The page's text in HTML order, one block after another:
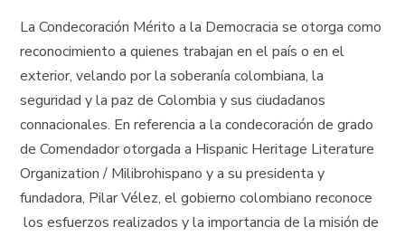
La Condecoración Mérito a la Democracia se otorga como
reconocimiento a quienes trabajan en el país o en el
exterior, velando por la soberanía colombiana, la
seguridad y la paz de Colombia y sus ciudadanos
connacionales. En referencia a la condecoración de grado
de Comendador otorgada a Hispanic Heritage Literature
Organization / Milibrohispano y a su presidenta y
fundadora, Pilar Vélez, el gobierno colombiano reconoce
los esfuerzos realizados y la importancia de la misión de